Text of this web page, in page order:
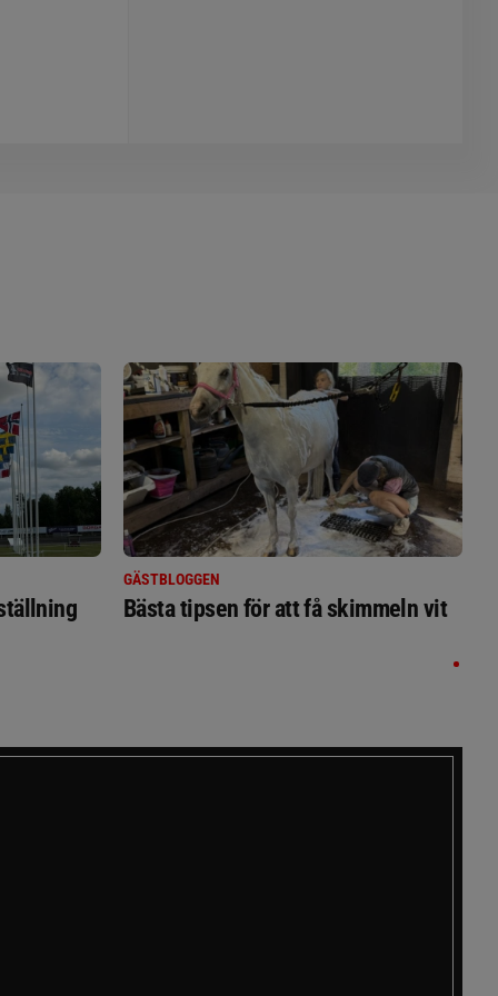
GÄSTBLOGGEN
Bästa tipsen för att få skimmeln vit